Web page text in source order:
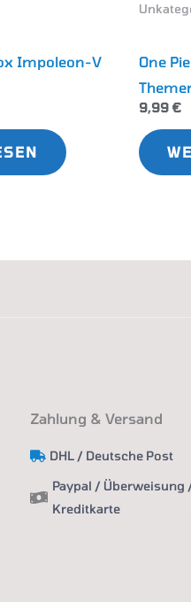
Impoleon-V
One
9,99 €
Zahlung & Versand
DHL / Deutsche Post
Paypal / Überweisung
Kreditkarte